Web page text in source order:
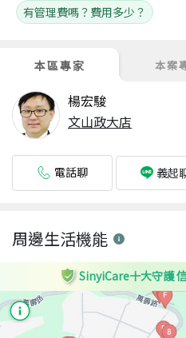
本區專家 本案
楊宏駿
文山政大店
電話聊 義起
有管理費嗎？費用多少？
周邊生活機能
SinyiCare十大守護